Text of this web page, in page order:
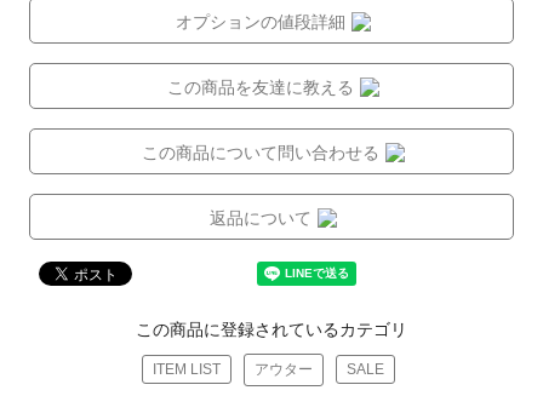
オプションの値段詳細
この商品を友達に教える
この商品について問い合わせる
返品について
この商品に登録されているカテゴリ
ITEM LIST アウター SALE